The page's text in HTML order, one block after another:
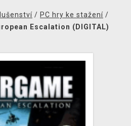
/ PC hry ke stažení /
Escalation (DIGITAL)